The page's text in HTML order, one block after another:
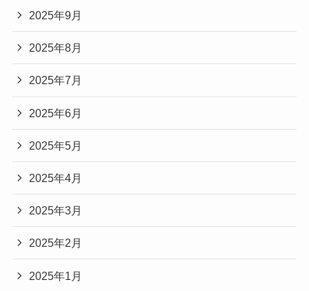
2025年9月
2025年8月
2025年7月
2025年6月
2025年5月
2025年4月
2025年3月
2025年2月
2025年1月